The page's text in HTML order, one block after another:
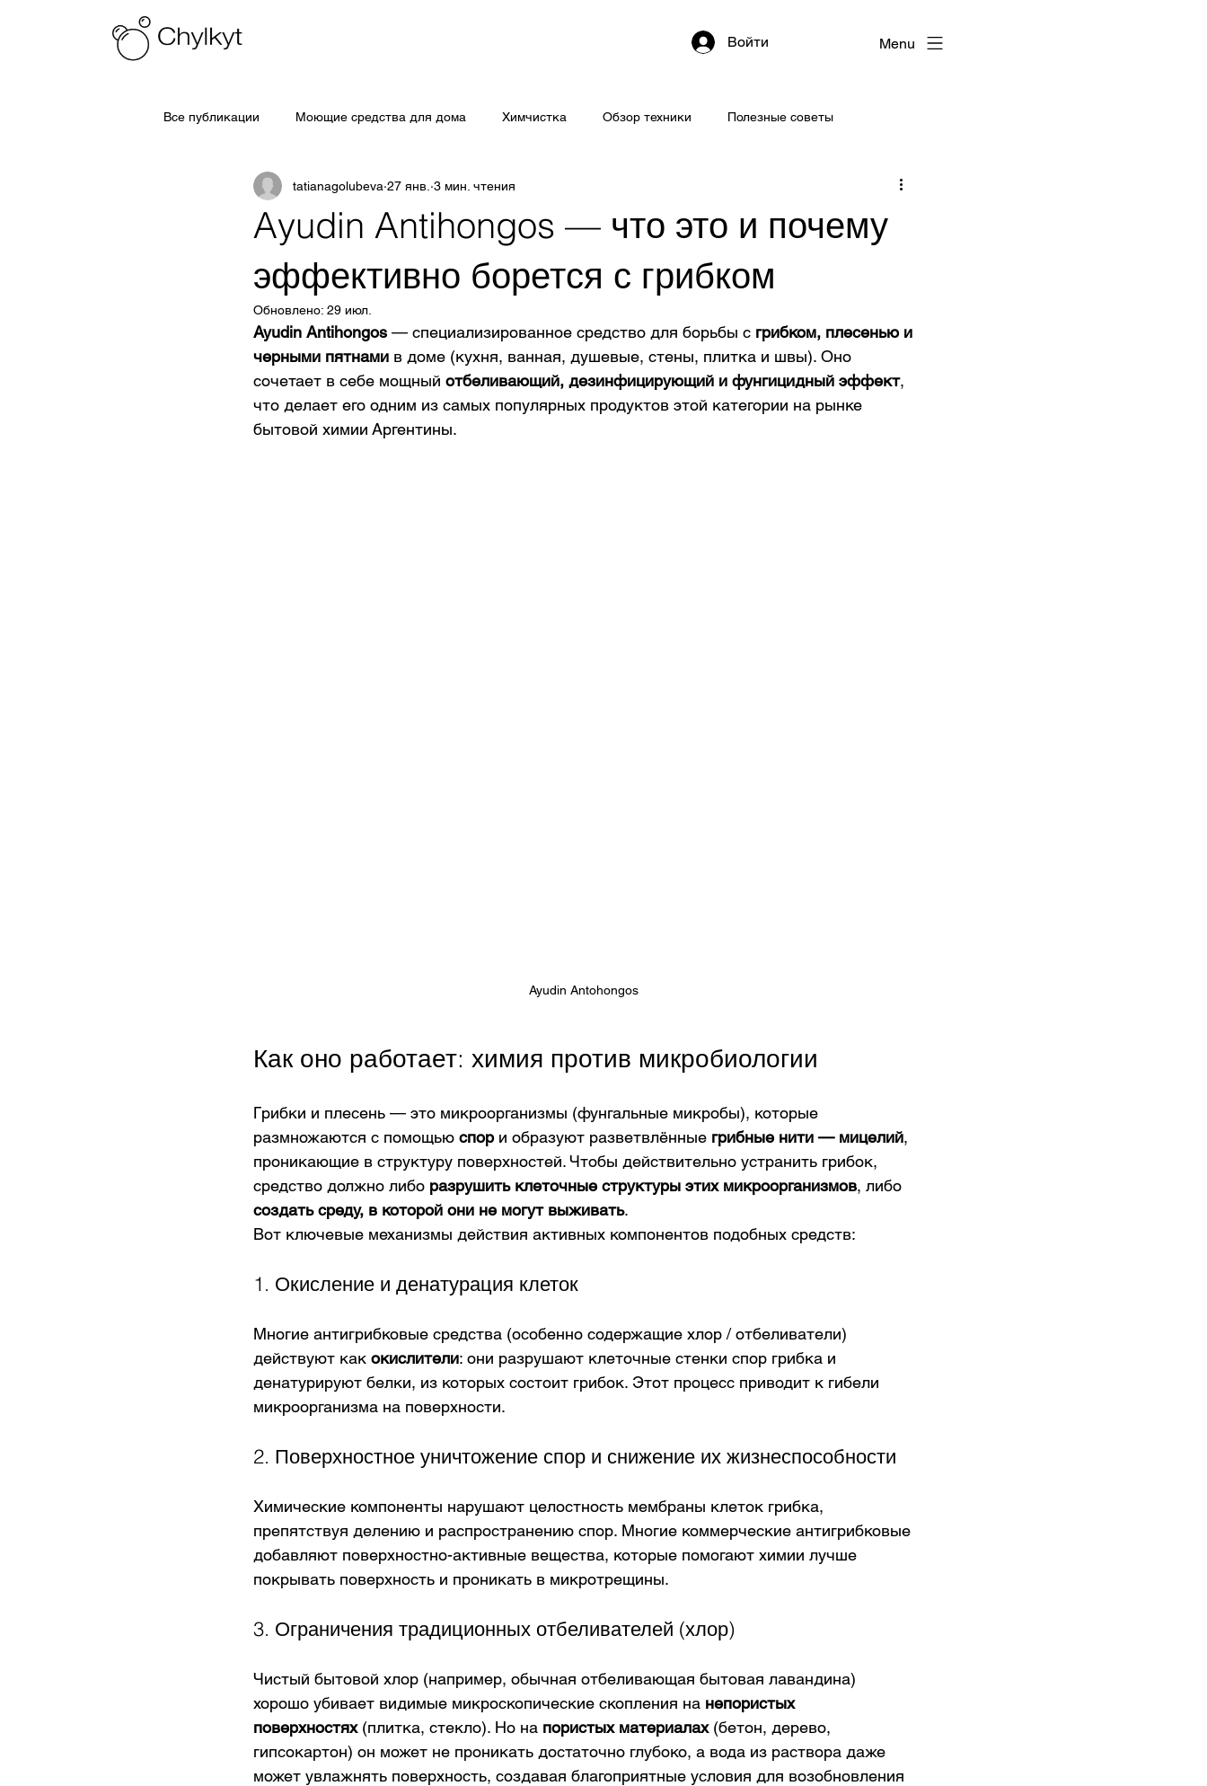
Войти Menu
Все публикации Моющие средства для дома Химчистка Обзор техники Полезные советы
Ayudin Antihongos — что это и почему
эффективно борется с грибком
tatianagolubeva 27 янв. 3 мин. чтения
Обновлено: 29 июл.
Ayudin Antihongos — специализированное средство для борьбы с грибком, плесенью и
черными пятнами в доме (кухня, ванная, душевые, стены, плитка и швы). Оно
сочетает в себе мощный отбеливающий, дезинфицирующий и фунгицидный эффект,
что делает его одним из самых популярных продуктов этой категории на рынке
бытовой химии Аргентины.
Ayudin Antohongos
Как оно работает: химия против микробиологии
Грибки и плесень — это микроорганизмы (фунгальные микробы), которые
размножаются с помощью спор и образуют разветвлённые грибные нити — мицелий,
проникающие в структуру поверхностей. Чтобы действительно устранить грибок,
средство должно либо разрушить клеточные структуры этих микроорганизмов, либо
создать среду, в которой они не могут выживать.
Вот ключевые механизмы действия активных компонентов подобных средств:
1. Окисление и денатурация клеток
Многие антигрибковые средства (особенно содержащие хлор / отбеливатели)
действуют как окислители: они разрушают клеточные стенки спор грибка и
денатурируют белки, из которых состоит грибок. Этот процесс приводит к гибели
микроорганизма на поверхности.
2. Поверхностное уничтожение спор и снижение их жизнеспособности
Химические компоненты нарушают целостность мембраны клеток грибка,
препятствуя делению и распространению спор. Многие коммерческие антигрибковые
добавляют поверхностно-активные вещества, которые помогают химии лучше
покрывать поверхность и проникать в микротрещины.
3. Ограничения традиционных отбеливателей (хлор)
Чистый бытовой хлор (например, обычная отбеливающая бытовая лавандина)
хорошо убивает видимые микроскопические скопления на непористых
поверхностях (плитка, стекло). Но на пористых материалах (бетон, дерево,
гипсокартон) он может не проникать достаточно глубоко, а вода из раствора даже
может увлажнять поверхность, создавая благоприятные условия для возобновления